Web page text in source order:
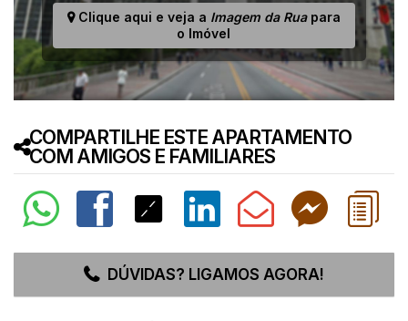
Clique aqui e veja a Imagem da Ruapara
o Imóvel
COMPARTILHE ESTE APARTAMENTO
COM AMIGOS E FAMILIARES
DÚVIDAS? LIGAMOS AGORA!